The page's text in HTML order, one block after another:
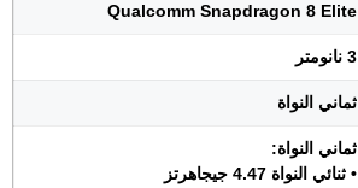
Qualcomm Snapdragon 8 Elite
3 نانومتر
ثماني النواة
ثماني النواة:
• ثنائي النواة 4.47 جيجاهرتز